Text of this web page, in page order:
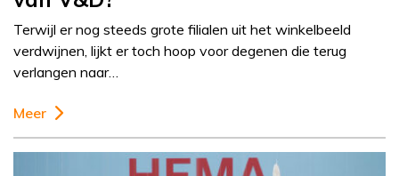
Terwijl er nog steeds grote filialen uit het winkelbeeld
verdwijnen, lijkt er toch hoop voor degenen die terug
verlangen naar…
Meer